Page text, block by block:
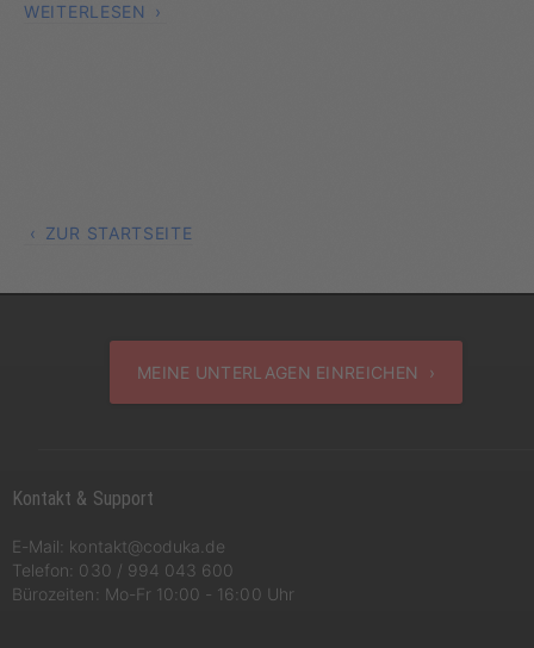
WEITERLESEN
ZUR STARTSEITE
MEINE UNTERLAGEN EINREICHEN ›
Kontakt & Support
E-Mail: kontakt@coduka.de
Telefon: 030 / 994 043 600
Bürozeiten: Mo-Fr 10:00 - 16:00 Uhr